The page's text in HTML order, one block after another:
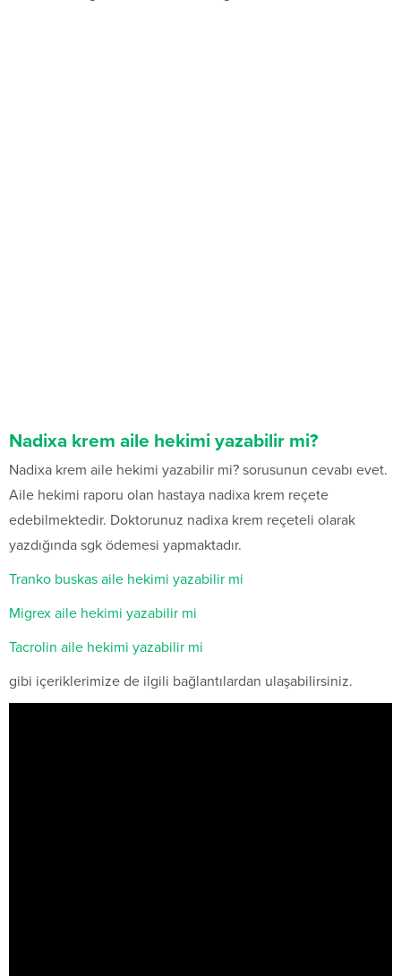
Nadixa krem aile hekimi yazabilir mi?
Nadixa krem aile hekimi yazabilir mi? sorusunun cevabı evet.
Aile hekimi raporu olan hastaya nadixa krem reçete
edebilmektedir. Doktorunuz nadixa krem reçeteli olarak
yazdığında sgk ödemesi yapmaktadır.
Tranko buskas aile hekimi yazabilir mi
Migrex aile hekimi yazabilir mi
Tacrolin aile hekimi yazabilir mi
gibi içeriklerimize de ilgili bağlantılardan ulaşabilirsiniz.